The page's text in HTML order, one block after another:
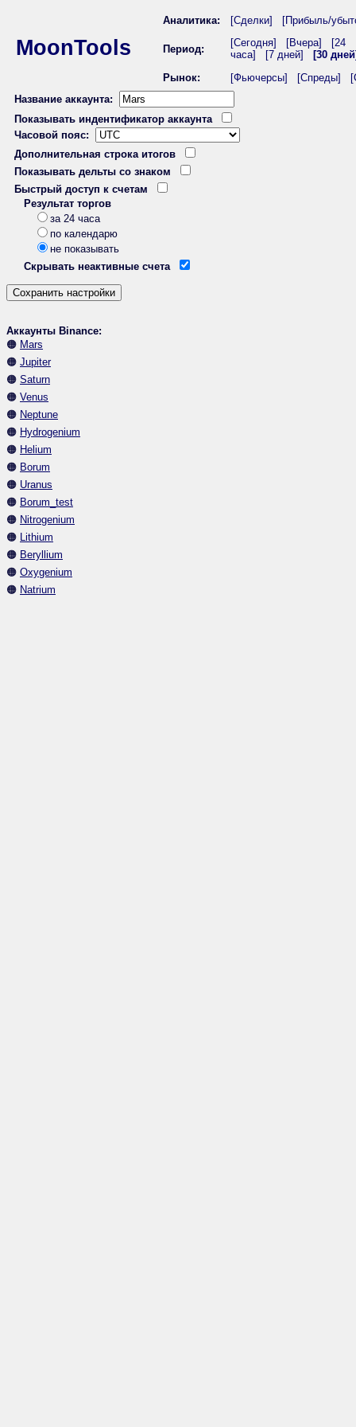
MoonTools
Аналитика: [Сделки] [Прибыль/
Период:
[Сегодня] [Вчера]
[24
часа]
[7 дней]
[30
Рынок:
[Фьючерсы] [Спреды]
Название аккаунта:
Показывать индентификатор аккаунта
Часовой пояс:
Дополнительная строка итогов
Показывать дельты со знаком
Быстрый доступ к счетам
Результат торгов
за 24 часа
по календарю
не показывать
Скрывать неактивные счета
Аккаунты Binance:
🟠 Mars
🟠 Jupiter
🟠 Saturn
🟠 Venus
🟠 Neptune
🟠 Hydrogenium
🟠 Helium
🟠 Borum
🟠 Uranus
🟠 Borum_test
🟠 Nitrogenium
🟠 Lithium
🟠 Beryllium
🟠 Oxygenium
🟠 Natrium